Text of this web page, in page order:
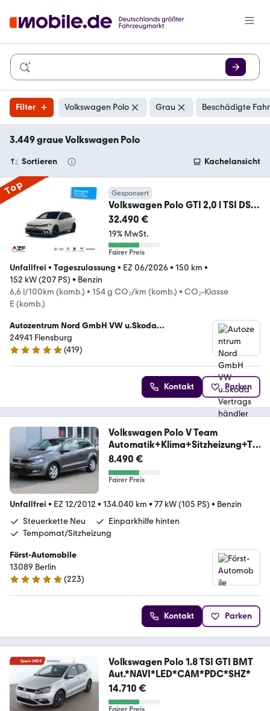
Filter Volkswagen Polo Grau Beschädigte
3.449 graue Volkswagen Polo
Sortieren Kachelansicht
Top Gesponsert
Volkswagen Polo GTI 2,0 l TSI DSG
PANO+MATRIX
32.490 €
19% MwSt.
Fairer Preis
Unfallfrei • Tageszulassung • EZ 06/2026• 150 km •
152 kW (207 PS) • Benzin
6,6 l/100km (komb.) • 154 g CO₂/km (komb.) • CO₂-Klasse
E (komb.)
Autozentrum Nord GmbH VW u.Skoda
Vertragshändler
24941 Flensburg
4.9 Sterne
(419)
Kontakt Parken
Volkswagen Polo V Team
Automatik+Klima+Sitzheizung+Te
mpoma
8.490 €
Fairer Preis
Unfallfrei • EZ 12/2012 • 134.040 km • 77 kW (105 PS) • Benzin
Steuerkette Neu
Einparkhilfe hinten
Tempomat/Sitzheizung
Först-Automobile
13089 Berlin
4.9 Sterne
(223)
Kontakt Parken
Volkswagen Polo 1.8 TSI GTI BMT
Aut.*NAVI*LED*CAM*PDC*SHZ*
14.710 €
Fairer Preis